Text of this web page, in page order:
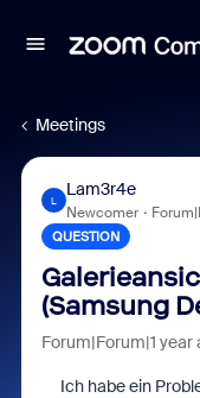
Meetings
L
Lam3r4e
Newcomer
QUESTION
(Samsung
Forum|Forum|1 year
Ich habe ein